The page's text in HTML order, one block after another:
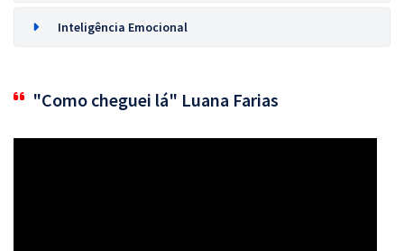
Inteligência Emocional
"Como cheguei lá" Luana Farias